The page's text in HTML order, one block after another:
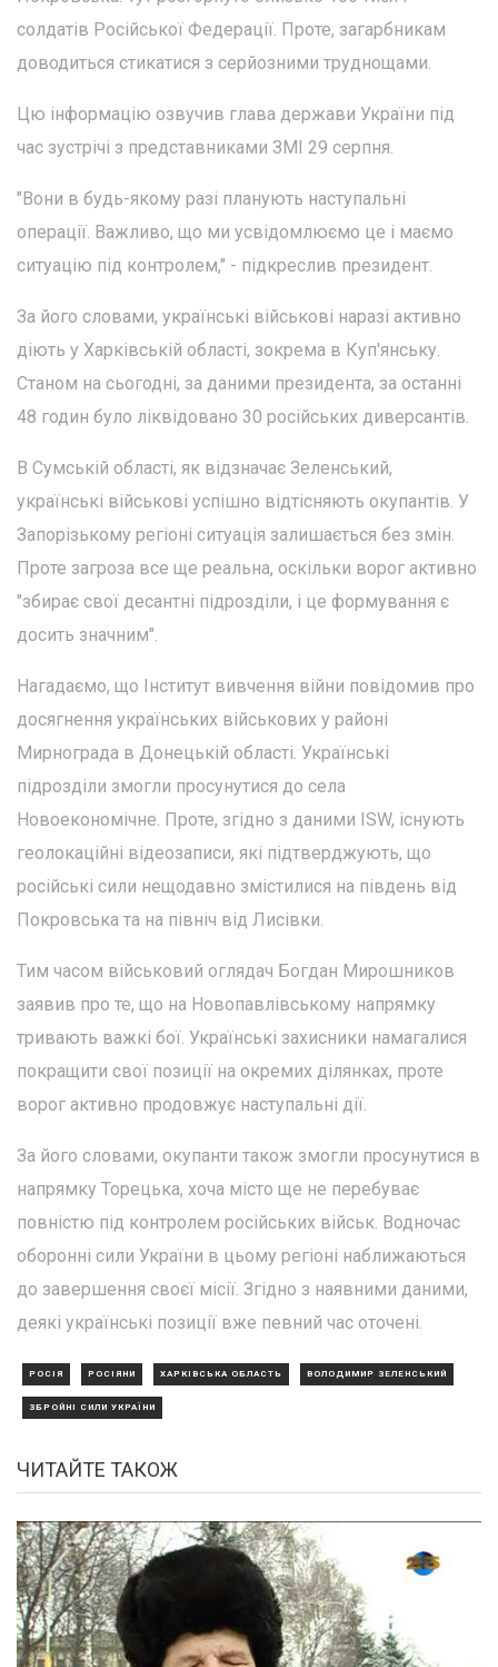
солдатів Російської Федерації. Проте, загарбникам
доводиться стикатися з серйозними труднощами.
Цю інформацію озвучив глава держави України під
час зустрічі з представниками ЗМІ 29 серпня.
"Вони в будь-якому разі планують наступальні
операції. Важливо, що ми усвідомлюємо це і маємо
ситуацію під контролем," - підкреслив президент.
За його словами, українські військові наразі активно
діють у Харківській області, зокрема в Куп'янську.
Станом на сьогодні, за даними президента, за останні
48 годин було ліквідовано 30 російських диверсантів.
В Сумській області, як відзначає Зеленський,
українські військові успішно відтісняють окупантів. У
Запорізькому регіоні ситуація залишається без змін.
Проте загроза все ще реальна, оскільки ворог активно
"збирає свої десантні підрозділи, і це формування є
досить значним".
Нагадаємо, що Інститут вивчення війни повідомив про
досягнення українських військових у районі
Мирнограда в Донецькій області. Українські
підрозділи змогли просунутися до села
Новоекономічне. Проте, згідно з даними ISW, існують
геолокаційні відеозаписи, які підтверджують, що
російські сили нещодавно змістилися на південь від
Покровська та на північ від Лисівки.
Тим часом військовий оглядач Богдан Мирошников
заявив про те, що на Новопавлівському напрямку
тривають важкі бої. Українські захисники намагалися
покращити свої позиції на окремих ділянках, проте
ворог активно продовжує наступальні дії.
За його словами, окупанти також змогли просунутися в
напрямку Торецька, хоча місто ще не перебуває
повністю під контролем російських військ. Водночас
оборонні сили України в цьому регіоні наближаються
до завершення своєї місії. Згідно з наявними даними,
деякі українські позиції вже певний час оточені.
РОСІЯ РОСІЯНИ ХАРКІВСЬКА ОБЛАСТЬ ВОЛОДИМИР ЗЕЛЕНСЬКИЙ
ЗБРОЙНІ СИЛИ УКРАЇНИ
ЧИТАЙТЕ ТАКОЖ